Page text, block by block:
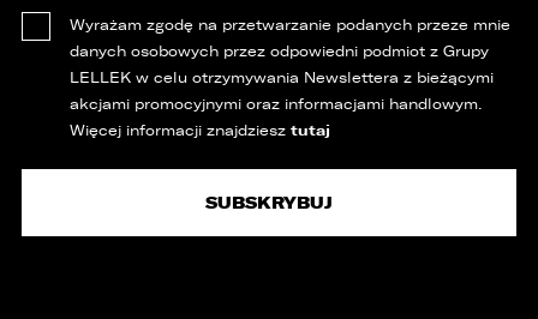
Wyrażam zgodę na przetwarzanie podanych przeze mnie
danych osobowych przez odpowiedni podmiot z Grupy
LELLEK w celu otrzymywania Newslettera z bieżącymi
akcjami promocyjnymi oraz informacjami handlowym.
Więcej informacji znajdziesz tutaj